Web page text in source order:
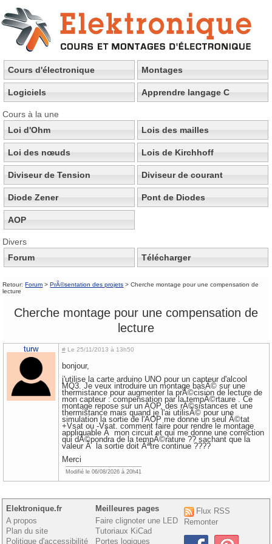
Cours d'électronique Montages
Logiciels Apprendre langage C
Cours à la une
Loi d'Ohm
Lois des mailles
Loi des nœuds Lois de Kirchhoff
Diviseur de Tension Diviseur de courant
Diode Zener Pont de Diodes
AOP
Divers
Forum
Télécharger
Retour:Forum >PrÃ©sentation des projets > Cherche montage pour une compensation de
lecture
Cherche montage pour une compensation de
lecture
turw #Le 25/11/2013 à 13h50
bonjour,
j'utilise la carte arduino UNO pour un capteur d'alcool
MQ3. Je veux introduire un montage basÃ© sur une
thermistance pour augmenter la prÃ©cision de lecture de
mon capteur : compensation par la tempÃ©rtaure . Ce
montage repose sur un AOP, des rÃ©sistances et une
thermistance mais quand je l'ai utilisÃ© pour une
simulation la sortie de l'AOP me donne un seul Ã©tat
+Vsat ou -Vsat. comment faire pour rendre le montage
appliquable Ã mon circuit et qui me donne une correction
qui dÃ©pondra de la tempÃ©rature ?? sachant que la
valeur Ã la sortie doit Ãªtre continue ????
Merci
Modifié le 06/08/2026 à 20h41
Elektronique.fr
A propos
Plan du site
Politique d'accessibilité
Meilleures pages
Faire clignoter une LED
Tutoriaux KiCad
Portes logiques
Flux RSS
Remonter